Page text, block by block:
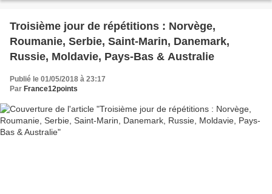
Troisième jour de répétitions : Norvège,
Roumanie, Serbie, Saint-Marin, Danemark,
Russie, Moldavie, Pays-Bas & Australie
Publié le 01/05/2018 à 23:17
Par France12points